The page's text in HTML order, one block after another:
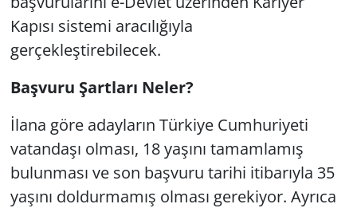
Kapısı sistemi aracılığıyla
gerçekleştirebilecek.
Başvuru Şartları Neler?
İlana göre adayların Türkiye Cumhuriyeti
vatandaşı olması, 18 yaşını tamamlamış
bulunması ve son başvuru tarihi itibarıyla 35
yaşını doldurmamış olması gerekiyor. Ayrıca